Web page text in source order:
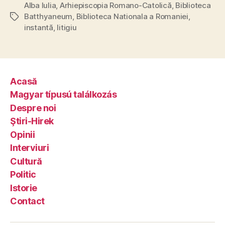
Tags
Alba Iulia, Arhiepiscopia Romano-Catolică, Biblioteca
Batthyaneum, Biblioteca Nationala a Romaniei,
instantă, litigiu
Acasă
Magyar típusú találkozás
Despre noi
Ştiri-Hirek
Opinii
Interviuri
Cultură
Politic
Istorie
Contact